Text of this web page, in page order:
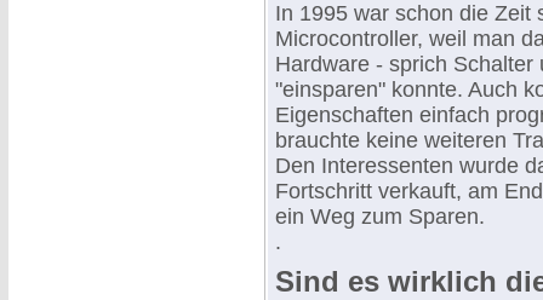
In 1995 war schon die Zeit
Microcontroller, weil man
Hardware - sprich Schalter
"einsparen" konnte. Auch
Eigenschaften einfach
brauchte keine weiteren
Den Interessenten wurde
Fortschritt verkauft, am
ein Weg zum Sparen.
.
Sind es wirklich